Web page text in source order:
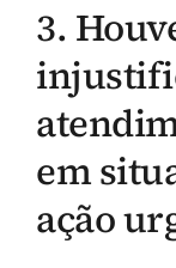
3.
em
ação